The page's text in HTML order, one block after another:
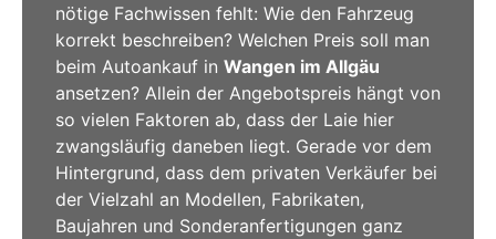
nötige Fachwissen fehlt: Wie den Fahrzeug
korrekt beschreiben? Welchen Preis soll man
beim Autoankauf in Wangen im Allgäu
ansetzen? Allein der Angebotspreis hängt von
so vielen Faktoren ab, dass der Laie hier
zwangsläufig daneben liegt. Gerade vor dem
Hintergrund, dass dem privaten Verkäufer bei
der Vielzahl an Modellen, Fabrikaten,
Baujahren und Sonderanfertigungen ganz